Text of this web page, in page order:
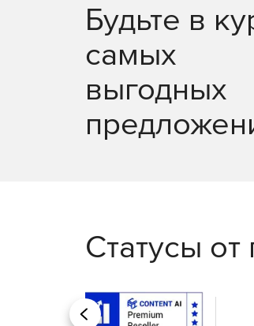
Будьте в
самых
выгодных
Статусы от
Назад